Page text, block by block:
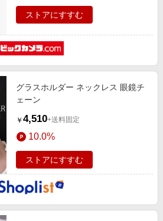
ストアにすすむ
グラスホルダー ネックレス 眼鏡チ
ェーン
￥ 4,510+送料固定
10.0%
ストアにすすむ